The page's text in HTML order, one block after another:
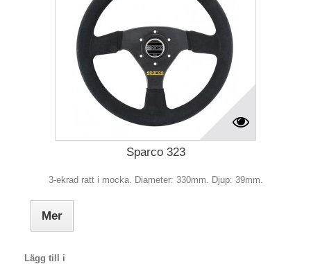
Sparco 323
3-ekrad ratt i mocka. Diameter: 330mm. Djup: 39mm.
Mer
Lägg till i